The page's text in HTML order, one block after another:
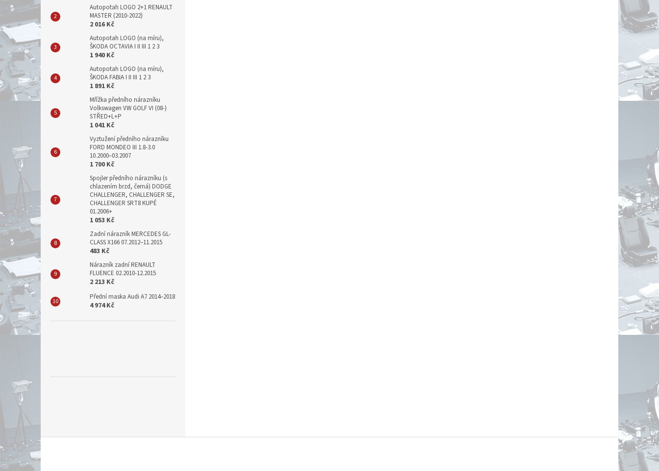
Autopotah LOGO 2+1 RENAULT
MASTER (2010-2022)
2 016 Kč
Autopotah LOGO (na míru),
ŠKODA OCTAVIA I II III 1 2 3
1 940 Kč
Autopotah LOGO (na míru),
ŠKODA FABIA I II III 1 2 3
1 891 Kč
Mřížka předního nárazníku
Volkswagen VW GOLF VI (08-)
STŘED+L+P
1 041 Kč
Vyztužení předního nárazníku
FORD MONDEO III 1.8-3.0
10.2000–03.2007
1 700 Kč
Spojler předního nárazníku (s
chlazením brzd, černá) DODGE
CHALLENGER, CHALLENGER SE,
CHALLENGER SRT8 KUPÉ
01.2006+
1 053 Kč
Zadní nárazník MERCEDES GL-
CLASS X166 07.2012–11.2015
483 Kč
Nárazník zadní RENAULT
FLUENCE 02.2010-12.2015
2 213 Kč
Přední maska Audi A7 2014–2018
4 974 Kč
á
p